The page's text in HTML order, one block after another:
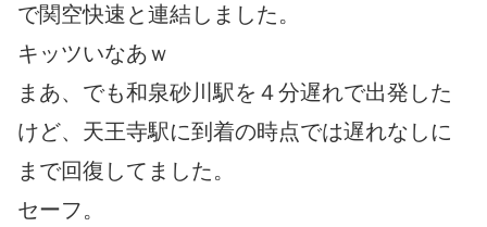
で関空快速と連結しました。
キッツいなあｗ
まあ、でも和泉砂川駅を４分遅れで出発した
けど、天王寺駅に到着の時点では遅れなしに
まで回復してました。
セーフ。